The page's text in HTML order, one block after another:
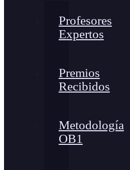
Profesores
Expertos
Premios
Recibidos
Metodología
OB1